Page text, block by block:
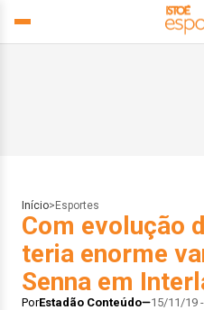
Início> Esportes
Com evolução
teria enorme
Senna em
PorEstadão Conteúdo 15/11/19